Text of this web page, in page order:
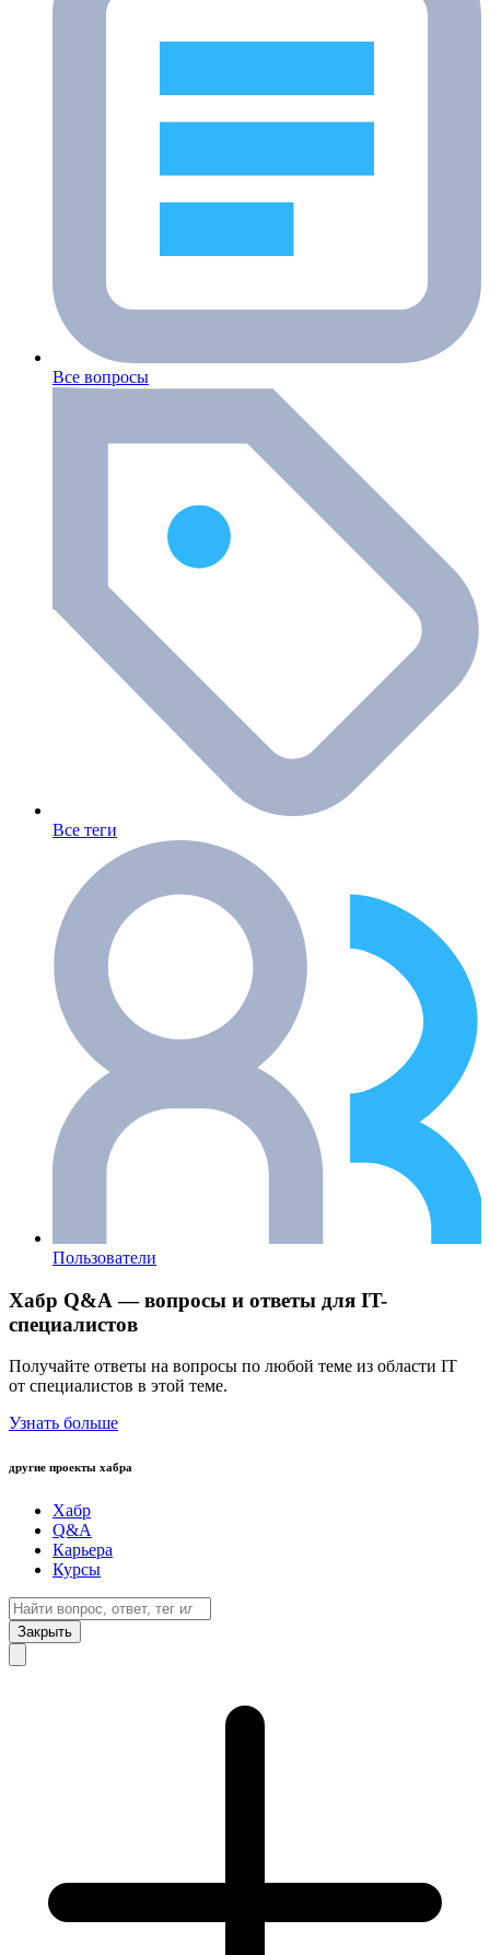
Все вопросы
Все теги
Пользователи
Хабр Q&A — вопросы и ответы для IT-
специалистов
Получайте ответы на вопросы по любой теме из области IT
от специалистов в этой теме.
Узнать больше
другие проекты хабра
Хабр
Q&A
Карьера
Курсы
Закрыть